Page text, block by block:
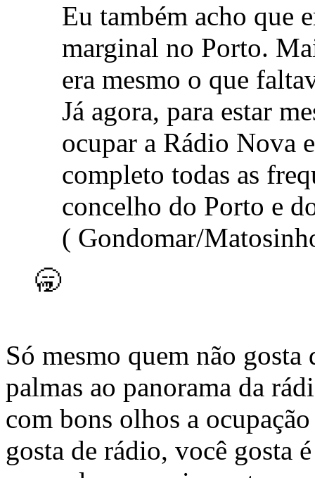
Eu também acho que
marginal no Porto.
era mesmo o que
Já agora, para estar
ocupar a Rádio Nova
completo todas as
concelho do Porto e
( Gondomar/
🥱
Só mesmo quem não
palmas ao panorama da
com bons olhos a
gosta de rádio, você gosta